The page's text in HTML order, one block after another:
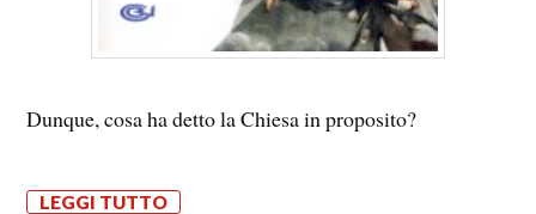
Dunque, cosa ha detto la Chiesa in proposito?
LEGGI TUTTO